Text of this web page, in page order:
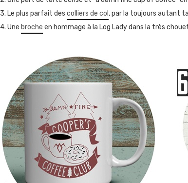
3. Le plus parfait des colliers de col , par la toujours autant
4. Une broche en hommage à la Log Lady dans la très